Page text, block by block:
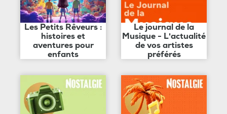
Les Petits Rêveurs :
histoires et
aventures pour
enfants
Le journal de la
Musique - L'actualité
de vos artistes
préférés